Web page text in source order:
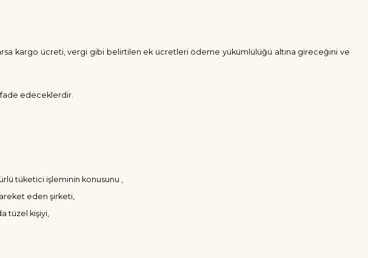
kargo ücreti, vergi gibi belirtilen ek ücretleri ödeme yükümlülüğü altına gireceğini ve
ifade edeceklerdir.
tüketici işleminin konusunu ,
eden şirketi,
tüzel kişiyi,